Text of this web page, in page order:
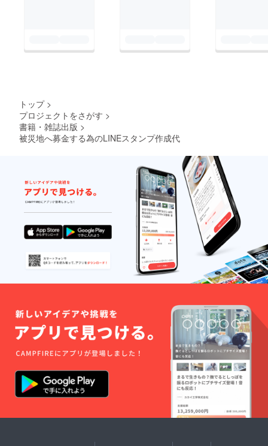
トップ >
プロジェクトをさがす >
書籍・雑誌出版 >
被災地へ募金する為のLINEスタンプ作成代